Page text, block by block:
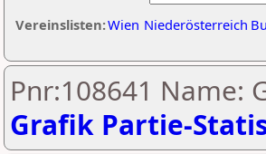
Vereinslisten:Wien Niederösterreich
Pnr:108641 Name:
Grafik Partie-